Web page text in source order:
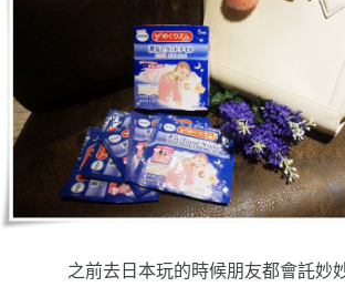
之前去日本玩的時候朋友都會託妙